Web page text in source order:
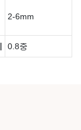
2-6mm
0.8중